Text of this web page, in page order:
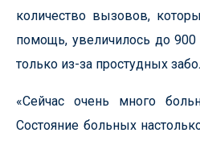
количество вызовов,
помощь, увеличилось до
только из-за простудных
«Сейчас очень много
Состояние больных